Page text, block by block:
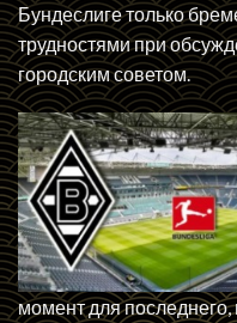
Бундеслиге только
трудностями при
городским советом.
момент для